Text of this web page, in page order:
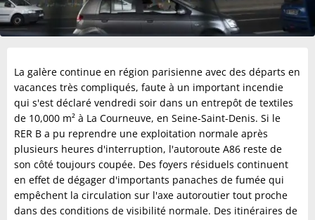
La galère continue en région parisienne avec des départs en
vacances très compliqués, faute à un important incendie
qui s'est déclaré vendredi soir dans un entrepôt de textiles
de 10,000 m² à La Courneuve, en Seine-Saint-Denis. Si le
RER B a pu reprendre une exploitation normale après
plusieurs heures d'interruption, l'autoroute A86 reste de
son côté toujours coupée. Des foyers résiduels continuent
en effet de dégager d'importants panaches de fumée qui
empêchent la circulation sur l'axe autoroutier tout proche
dans des conditions de visibilité normale. Des itinéraires de